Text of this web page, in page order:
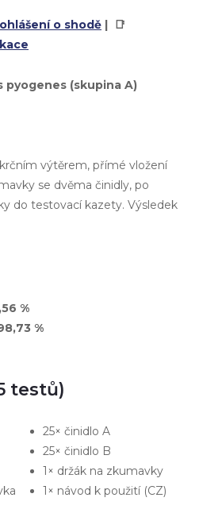
o shodě | 📑
(skupina A)
výtěrem, přímé vložení
se dvěma činidly, po
do testovací kazety. Výsledek
%
%
testů)
25× činidlo A
25× činidlo B
1× držák na zkumavky
1× návod k použití (CZ)